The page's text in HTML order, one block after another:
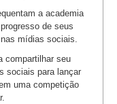
a academia
de seus
mídias sociais.
compartilhar seu
sociais para lançar
uma competição